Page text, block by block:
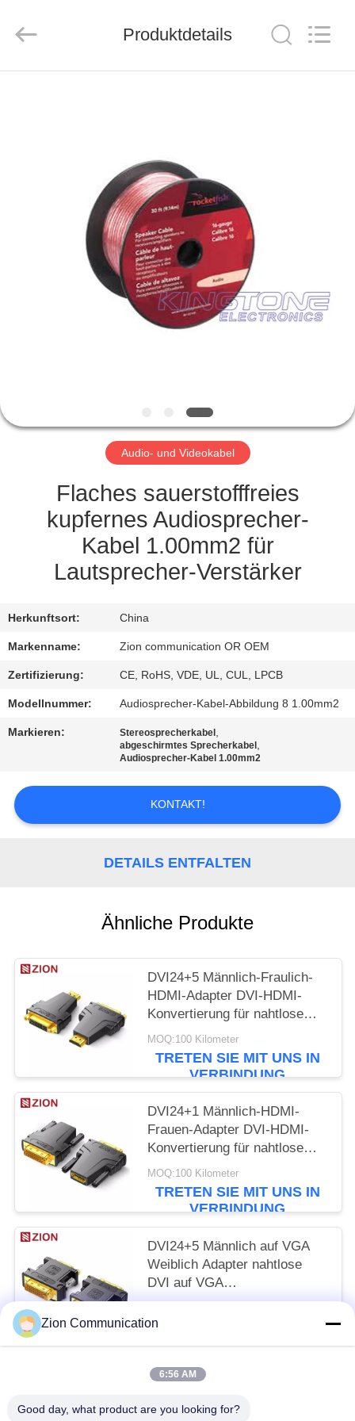
FABRIK-
AUSFLUG
QUALITÄTSKONTROLLE
SIE
MIT
VERBINDUNG
FORDERN
ZITAT
SITEMAP
POLICY
LTD.
Produktdetails
Audio- und Videokabel
Flaches sauerstofffreies
kupfernes Audiosprecher-
Kabel 1.00mm2 für
Lautsprecher-Verstärker
Herkunftsort: China
Markenname: Zion communication OR OEM
Zertifizierung: CE, RoHS, VDE, UL, CUL, LPCB
Modellnummer: Audiosprecher-Kabel-Abbildung 8 1.00mm2
Markieren: Stereosprecherkabel ,
abgeschirmtes Sprecherkabel ,
Audiosprecher-Kabel 1.00mm2
KONTAKT!
DETAILS ENTFALTEN
Ähnliche Produkte
DVI24+5 Männlich-Fraulich-
HDMI-Adapter DVI-HDMI-
Konvertierung für nahtlose
Verbindung
MOQ:100 Kilometer
TRETEN SIE MIT UNS IN
VERBINDUNG
DVI24+1 Männlich-HDMI-
Frauen-Adapter DVI-HDMI-
Konvertierung für nahtlose
Anschlussverbindung
MOQ:100 Kilometer
TRETEN SIE MIT UNS IN
VERBINDUNG
DVI24+5 Männlich auf VGA
Weiblich Adapter nahtlose
DVI auf VGA
Videoumwandlung für Display-
Konnektivität
TRETEN SIE MIT UNS IN
VERBINDUNG
Zion Communication
6:56 AM
Good day, what product are you looking for?